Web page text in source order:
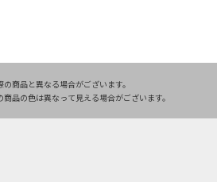
商品と異なる場合がございます。
品の色は異なって見える場合がございます。